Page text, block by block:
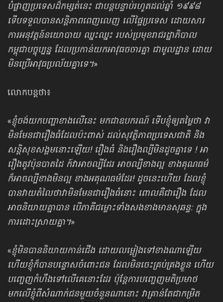
បំផ្លាញប្រទេសដ៏កម្សត់នេះ ជាបន្តបន្ទាប់រហូតដល់ឆ្នាំ ១៩៩៨
ទើបទទួលបានសន្តិភាពពេញលេញ លើផ្ទៃប្រទេស ដោយសារ
ការអនុវត្តន៍នយោបាយ ឈ្នះឈ្នះ របស់ប្រមុខរាជរដ្ឋាភិបាល
កម្ពុជាបច្ចុប្បន្ន ដែលប្រកាន់យកអាវុធចចារគ្នា ជាមូលដ្ឋាន ដោយ
មិនប្រើអាវុធប្រល័យគ្នាទេ។»
លោកបន្តថា៖
«ខ្ញុំចង់យកបញ្ហាខាងលើនេះ មកជាឧបករណ៍ ទើបខ្ញុំឲ្យតម្លៃថា វា
មិនមែនជារឿងធំដែលប៉ះពាស់ ដល់សុវត្ថិភាពប្រទេសជាតិ និង
សន្តិសុខសង្គមនោះឡើយ! រឿងធំ និងរឿងល្បីមិនដូចគ្នាទេ ! អា
រឿងតូវប៉ុនបាតដៃ ក៍វាអាចល្បីដែរ អាចល្បីខាងល្អ ខាងគុណធម៌
ក៏អាចល្បីខាងមិនល្អ ខាងអគុណធម៌ដែរ! ដូចនេះហើយ ដែលខ្ញុំ
បានវាយតំលៃថាវាមិនមែនជារឿងធំនោះ ពោលគឺជារឿង ដែល
អាចនិយាយគ្នាបាន បើភាគីជម្លោះទាំងសងខាងមានសុឆន្ទ: ក្នុង
ការដោះស្រាយគ្នា។»
«ខ្ញុំមិនបាននិយាយកាន់ជើង ដោយលម្អៀងទៅខាងណាឡើយ
ហើយខ្ញុំក៏បានបន្ទោសចំពោះជន ដែលមិនចេះគ្រប់គ្រងខ្លួន ហើយ
បញ្ចេញកំហឹងទៅលើគេនោះដែរ ប៉ុន្តែការបញ្ចេញមតិប្រមាថ
មកលើខ្ញុំពីសំណាក់ជនមួយចំនួនណានោះ វាគ្រាន់តែជាកម្រិត